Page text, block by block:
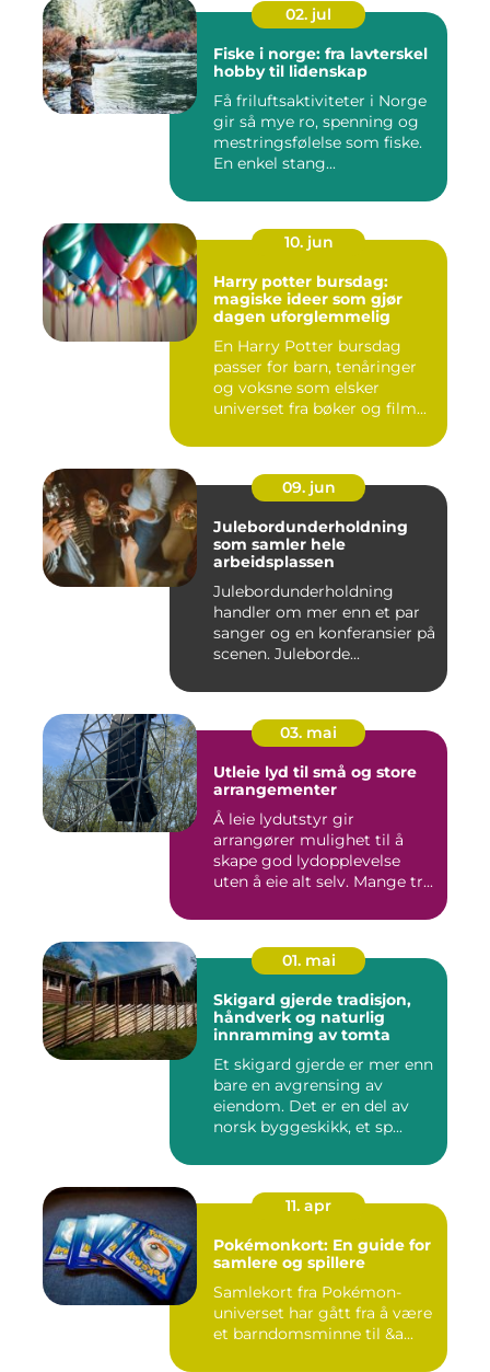
02. jul
Fiske i norge: fra lavterskel
hobby til lidenskap
Få friluftsaktiviteter i Norge
gir så mye ro, spenning og
mestringsfølelse som fiske.
En enkel stang...
10. jun
Harry potter bursdag:
magiske ideer som gjør
dagen uforglemmelig
En Harry Potter bursdag
passer for barn, tenåringer
og voksne som elsker
universet fra bøker og film...
09. jun
Julebordunderholdning
som samler hele
arbeidsplassen
Julebordunderholdning
handler om mer enn et par
sanger og en konferansier på
scenen. Juleborde...
03. mai
Utleie lyd til små og store
arrangementer
Å leie lydutstyr gir
arrangører mulighet til å
skape god lydopplevelse
uten å eie alt selv. Mange tr...
01. mai
Skigard gjerde tradisjon,
håndverk og naturlig
innramming av tomta
Et skigard gjerde er mer enn
bare en avgrensing av
eiendom. Det er en del av
norsk byggeskikk, et sp...
11. apr
Pokémonkort: En guide for
samlere og spillere
Samlekort fra Pokémon-
universet har gått fra å være
et barndomsminne til &a...